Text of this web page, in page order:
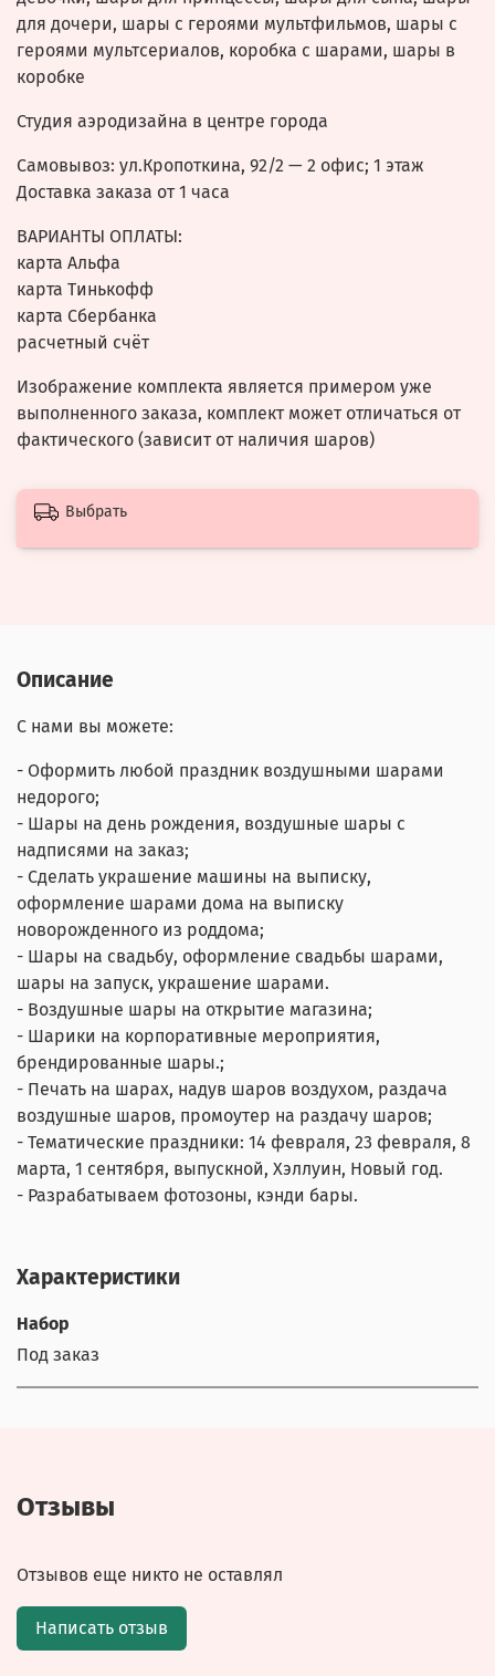
для дочери, шары с героями мультфильмов, шары с
героями мультсериалов, коробка с шарами, шары в
коробке
Студия аэродизайна в центре города
Самовывоз: ул.Кропоткина, 92/2 — 2 офис; 1 этаж
Доставка заказа от 1 часа
ВАРИАНТЫ ОПЛАТЫ:
карта Альфа
карта Тинькофф
карта Сбербанка
расчетный счёт
Изображение комплекта является примером уже
выполненного заказа, комплект может отличаться от
фактического (зависит от наличия шаров)
Выбрать
Описание
С нами вы можете:
- Оформить любой праздник воздушными шарами
недорого;
- Шары на день рождения, воздушные шары с
надписями на заказ;
- Сделать украшение машины на выписку,
оформление шарами дома на выписку
новорожденного из роддома;
- Шары на свадьбу, оформление свадьбы шарами,
шары на запуск, украшение шарами.
- Воздушные шары на открытие магазина;
- Шарики на корпоративные мероприятия,
брендированные шары.;
- Печать на шарах, надув шаров воздухом, раздача
воздушные шаров, промоутер на раздачу шаров;
- Тематические праздники: 14 февраля, 23 февраля, 8
марта, 1 сентября, выпускной, Хэллуин, Новый год.
- Разрабатываем фотозоны, кэнди бары.
Характеристики
Набор
Под заказ
Отзывы
Отзывов еще никто не оставлял
Написать отзыв